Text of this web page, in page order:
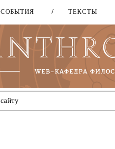
Перейти
основному
содержанию
СОБЫТИЯ ТЕКСТЫ